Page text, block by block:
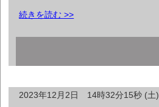
続きを読む >>
2023年12月2日 14時32分15秒 (土)